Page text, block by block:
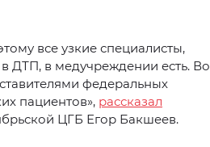
все узкие специалисты,
ДТП, в медучреждении есть. Во
федеральных
пациентов», рассказал
ЦГБ Егор Бакшеев.